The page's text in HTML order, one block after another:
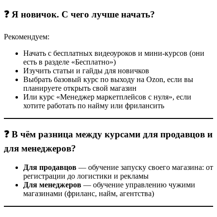
❓ Я новичок. С чего лучше начать?
Рекомендуем:
Начать с бесплатных видеоуроков и мини-курсов (они
есть в разделе «Бесплатно»)
Изучить статьи и гайды для новичков
Выбрать базовый курс по выходу на Ozon, если вы
планируете открыть свой магазин
Или курс «Менеджер маркетплейсов с нуля», если
хотите работать по найму или фрилансить
❓ В чём разница между курсами для продавцов и
для менеджеров?
Для продавцов — обучение запуску своего магазина: от
регистрации до логистики и рекламы
Для менеджеров — обучение управлению чужими
магазинами (фриланс, найм, агентства)